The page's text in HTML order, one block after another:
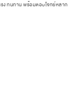
รง ทนทาน พร้อมตอบโจทย์หลาก